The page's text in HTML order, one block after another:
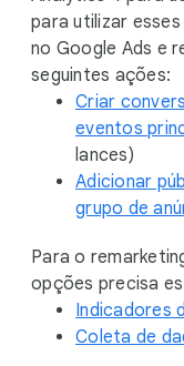
para utilizar
no Google Ads e
seguintes ações:
Criar
eventos
lances)
Adicionar
grupo de
Para o
opções precisa
Indicadores
Coleta de